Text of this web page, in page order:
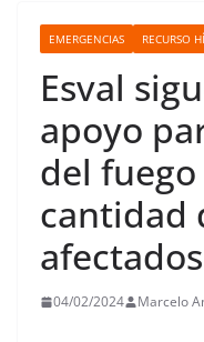
EMERGENCIAS RECURSO
Esval
apoyo
del
cantidad
04/02/2024 Marcelo